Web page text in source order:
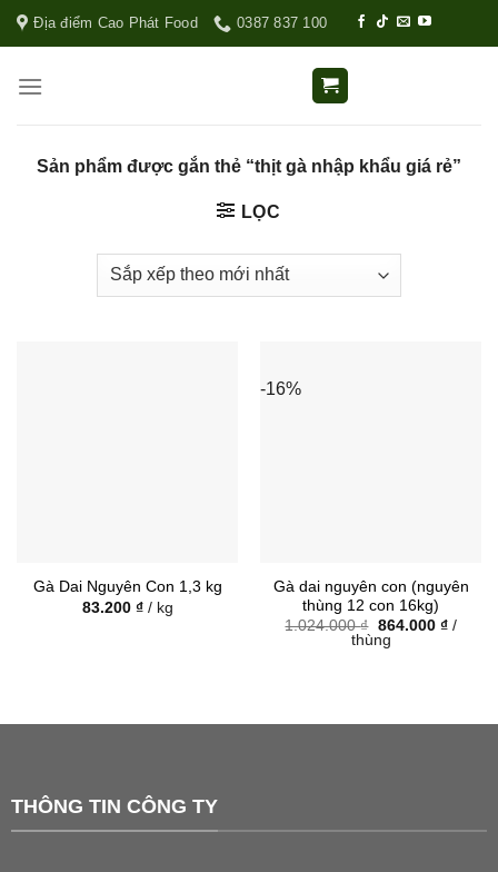
Địa điểm Cao Phát Food 0387 837 100
Sản phẩm được gắn thẻ “thịt gà nhập khẩu giá rẻ”
LỌC
Gà Dai Nguyên Con 1,3 kg
83.200 ₫/ kg
-16%
Gà dai nguyên con (nguyên
thùng 12 con 16kg)
1.024.000₫ Giá
gốc
là:
864.000 ₫Giá
/
thùng
THÔNG TIN CÔNG TY